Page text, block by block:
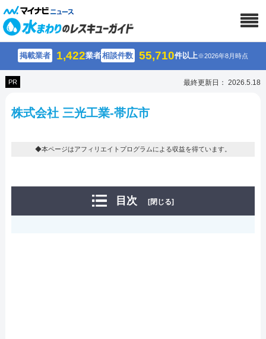
掲載業者 1,422業者相談件数 55,710件以上※2026年8月時点
PR 最終更新日： 2026.5.18
株式会社 三光工業-帯広市
◆本ページはアフィリエイトプログラムによる収益を得ています。
目次 [閉じる]